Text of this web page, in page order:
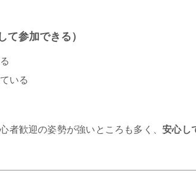
て参加できる）
いる
者歓迎の姿勢が強いところも多く、安心し